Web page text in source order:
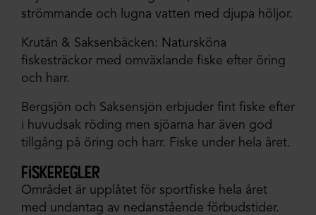
strömmande och lugna vatten med djupa höljor.
Krutån & Saksenbäcken: Natursköna
fiskesträckor med omväxlande fiske efter öring
och harr.
Bergsjön och Saksensjön erbjuder fint fiske efter
i huvudsak röding men sjöarna har även god
tillgång på öring och harr. Fiske under hela året.
fiskeregler
Området är upplåtet för sportfiske hela året
med undantag av nedanstående förbudstider.